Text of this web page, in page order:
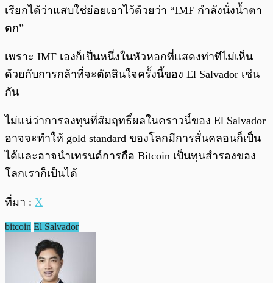
เรียกได้ว่าแสบใช่ย่อยเอาไว้ด้วยว่า “IMF กำลังนั่งน้ำตา
ตก”
เพราะ IMF เองก็เป็นหนึ่งในหัวหอกที่แสดงท่าทีไม่เห็น
ด้วยกับการกล้าที่จะตัดสินใจครั้งนี้ของ El Salvador เช่น
กัน
ไม่แน่ว่าการลงทุนที่สัมฤทธิ์ผลในคราวนี้ของ El Salvador
อาจจะทำให้ gold standard ของโลกมีการสั่นคลอนก็เป็น
ได้และอาจนำเทรนด์การถือ Bitcoin เป็นทุนสำรองของ
โลกเราก็เป็นได้
ที่มา : X
bitcoin El Salvador